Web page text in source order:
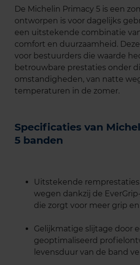
De Michelin Primacy 5 is een
ontworpen is voor dagelijks
een uitstekende combinatie
comfort en duurzaamheid. Deze
voor bestuurders die waarde
betrouwbare prestaties onder
omstandigheden, van natte
temperaturen in de zomer.
Specificaties van
5 banden
Uitstekende
wegen dankzij de
die zorgt voor meer grip
Gelijkmatige slijtage door
geoptimaliseerd
levensduur van de band